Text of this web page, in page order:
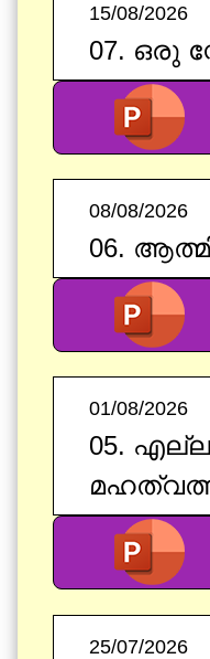
15/08/2026
07. ഒരു
08/08/2026
06.
01/08/2026
05.
25/07/2026